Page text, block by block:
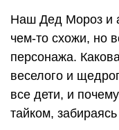
Наш Дед Мороз и
чем-то схожи, но
персонажа.
веселого и
все дети, и
тайком,